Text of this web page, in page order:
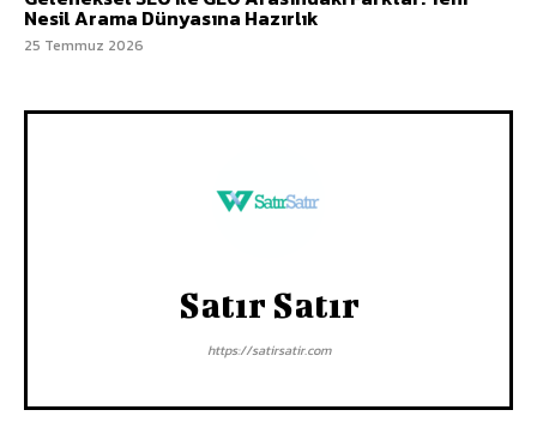
Nesil Arama Dünyasına Hazırlık
25 Temmuz 2026
Satır Satır
https://satirsatir.com